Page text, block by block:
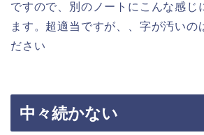
ですので、別のノートにこんな感じ
ます。超適当ですが、、字が汚いの
ださい
中々続かない